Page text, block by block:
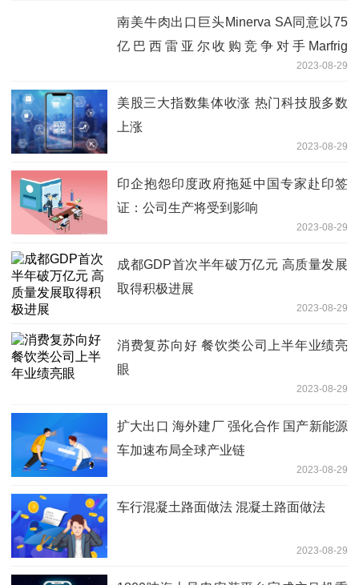
南美牛肉出口巨头Minerva SA同意以75
亿巴西雷亚尔收购竞争对手Marfrig
2023-08-29
美股三大指数集体收涨 热门科技股多数
上涨
2023-08-29
印企抱怨印度政府拖延中国专家赴印签
证：公司生产将受到影响
2023-08-29
成都GDP首次半年破万亿元 高质量发展
取得积极进展
2023-08-29
消费复苏向好 餐饮类公司上半年业绩亮
眼
2023-08-29
扩大出口 海外建厂 强化合作 国产新能源
车加速布局全球产业链
2023-08-29
车行混凝土路面做法 混凝土路面做法
2023-08-29